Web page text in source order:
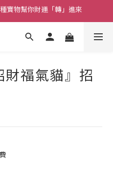
寶物幫你財運「轉」進來
天大聖｜到貨拉！
寶物幫你財運「轉」進來
福氣貓』招